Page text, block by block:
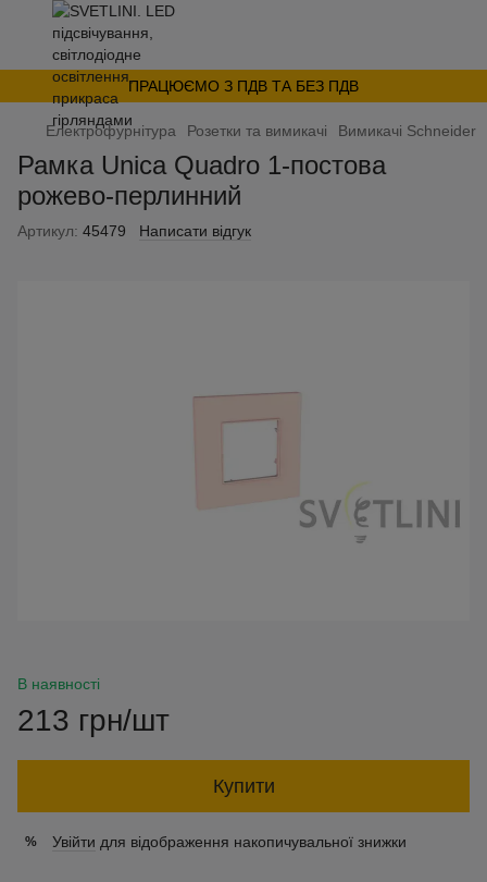
ПРАЦЮЄМО З ПДВ ТА БЕЗ ПДВ
Електрофурнітура Розетки та вимикачі Вимикачі Schneider
Рамка Unica Quadro 1-постова
рожево-перлинний
Артикул: 45479 Написати відгук
В наявності
213 грн/шт
Купити
% Увійти для відображення накопичувальної знижки